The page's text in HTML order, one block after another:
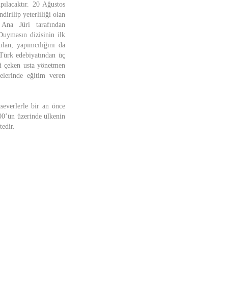
20 Ağustos
yeterliliği olan
Jüri tarafından
dizisinin ilk
yapımcılığını da
edebiyatından üç
usta yönetmen
eğitim veren
bir an önce
üzerinde ülkenin